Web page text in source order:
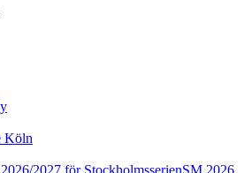
Köln
2027 för StockholmsserienSM 2026